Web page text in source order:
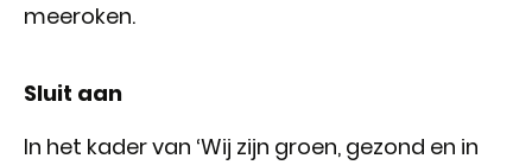
meeroken.
Sluit aan
In het kader van ‘Wij zijn groen, gezond en in